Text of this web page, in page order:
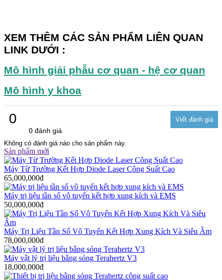
XEM THÊM CÁC SẢN PHẨM LIÊN QUAN
LINK DƯỚI :
Mô hình giải phẫu cơ quan - hệ cơ quan
Mô hình y khoa
0
0 đánh giá
Không có đánh giá nào cho sản phẩm này.
Sản phẩm mới
Máy Từ Trường Kết Hợp Diode Laser Công Suất Cao
65,000,000đ
Máy trị liệu tần số vô tuyến kết hợp xung kích và EMS
50,000,000đ
Máy Trị Liệu Tần Số Vô Tuyến Kết Hợp Xung Kích Và Siêu Âm
78,000,000đ
Máy vật lý trị liệu bằng sóng Terahertz V3
18,000,000đ